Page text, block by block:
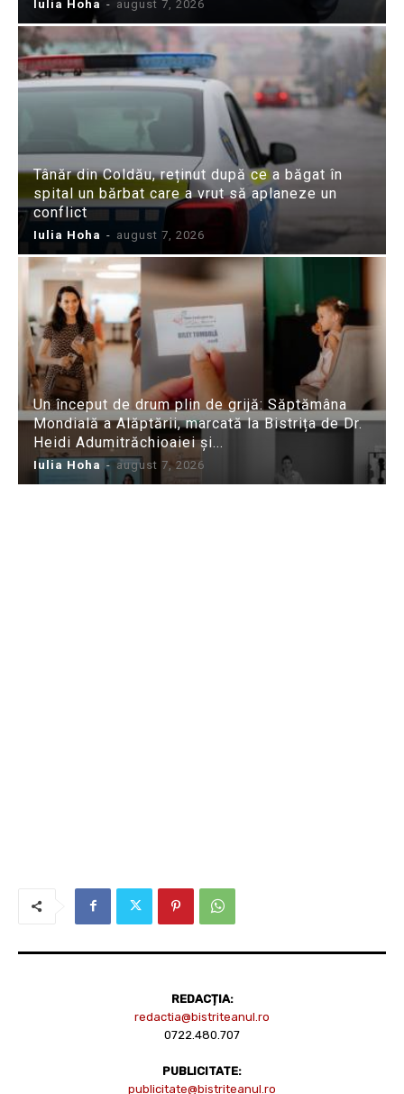
Iulia Hoha - august 7, 2026
Tânăr din Coldău, reținut după ce a băgat în
spital un bărbat care a vrut să aplaneze un
conflict
Iulia Hoha - august 7, 2026
Un început de drum plin de grijă: Săptămâna
Mondială a Alăptării, marcată la Bistrița de Dr.
Heidi Adumitrăchioaiei și...
Iulia Hoha - august 7, 2026
REDACȚIA:
redactia@bistriteanul.ro
0722.480.707
PUBLICITATE:
publicitate@bistriteanul.ro